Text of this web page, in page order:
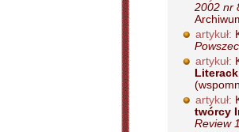
2002 nr
artykuł:
artykuł:
artykuł:
twórcy
Review